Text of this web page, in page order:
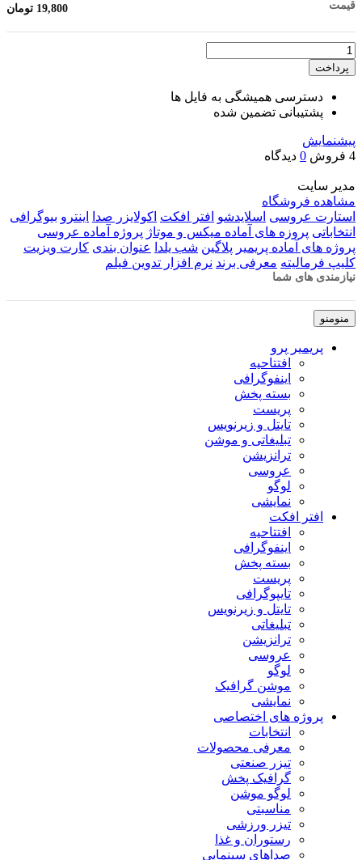
قیمت 19,800 تومان
تعداد
پرداخت
دسترسی همیشگی به فایل ها
پشتیبانی تضمین شده
پیشنمایش
4 فروش
0 دیدگاه
مدیر سایت
مشاهده فروشگاه
استارت عروسی اسلایدشو افتر افکت اکولایزر صدا اینترو بیوگرافی
انتخاباتی پروزه های آماده میکس و موتاژ پروژه آماده عروسی
پروژه های آماده پریمیر پلاگین شب یلدا عنوان بندی کارت ویزیت
کلیپ فرمالیته معرفی برند نرم افزار تدوین فیلم
نیازمندی های شما
منومنو
پریمیر پرو
افتتاحیه
اینفوگرافی
بسته پخش
پریست
تایتل و زیرنویس
تبلیغاتی و موشن
ترانزیشن
عروسی
لوگو
نمایشی
افتر افکت
افتتاحیه
اینفوگرافی
بسته پخش
پریست
تایپوگرافی
تایتل و زیرنویس
تبلیغاتی
ترانزیشن
عروسی
لوگو
موشن گرافیک
نمایشی
پروژه های اختصاصی
انتخابات
معرفی محصولات
تیزر صنعتی
گرافیک پخش
لوگو موشن
مناسبتی
تیزر ورزشی
رستوران و غذا
صداهای سینمایی